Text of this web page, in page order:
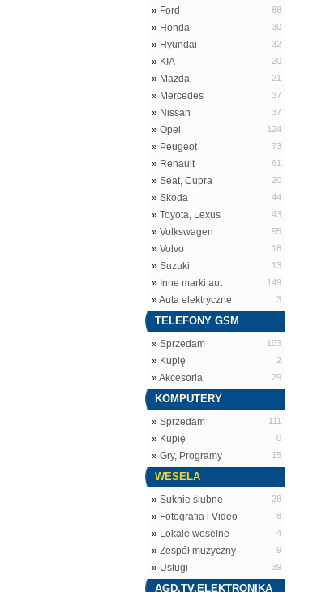
» Ford 88
» Honda 30
» Hyundai 32
» KIA 20
» Mazda 21
» Mercedes 37
» Nissan 37
» Opel 124
» Peugeot 73
» Renault 61
» Seat, Cupra 20
» Skoda 44
» Toyota, Lexus 43
» Volkswagen 95
» Volvo 18
» Suzuki 13
» Inne marki aut 149
»Auta elektryczne 3
TELEFONY GSM
» Sprzedam 103
» Kupię 2
»Akcesoria 29
KOMPUTERY
» Sprzedam 111
» Kupię 0
» Gry, Programy 15
WESELA
» Suknie ślubne 28
» Fotografia i Video 8
» Lokale weselne 4
» Zespół muzyczny 9
» Usługi 39
AGD,TV,ELEKTRONIKA